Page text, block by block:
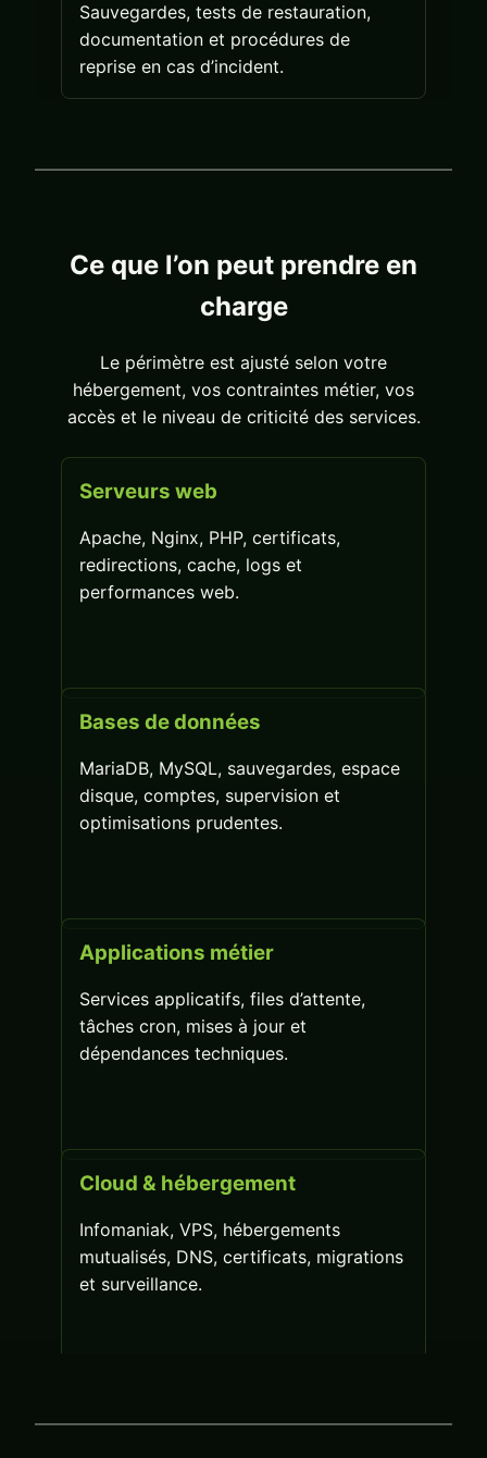
Sauvegardes, tests de restauration,
documentation et procédures de
reprise en cas d’incident.
Ce que l’on peut prendre en
charge
Le périmètre est ajusté selon votre
hébergement, vos contraintes métier, vos
accès et le niveau de criticité des services.
Serveurs web
Apache, Nginx, PHP, certificats,
redirections, cache, logs et
performances web.
Bases de données
MariaDB, MySQL, sauvegardes, espace
disque, comptes, supervision et
optimisations prudentes.
Applications métier
Services applicatifs, files d’attente,
tâches cron, mises à jour et
dépendances techniques.
Cloud & hébergement
Infomaniak, VPS, hébergements
mutualisés, DNS, certificats, migrations
et surveillance.